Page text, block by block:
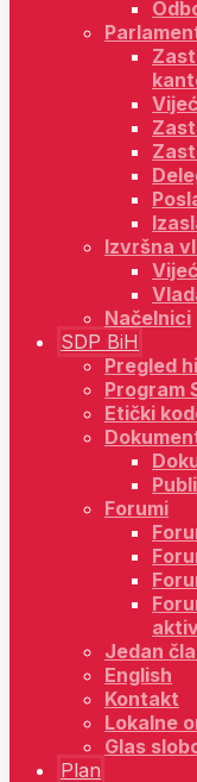
Izvršna
Načelnici
SDP BiH
Pregled
Program
Etički
Forumi
Jedan
English
Kontakt
Lokalne
Glas
Plan